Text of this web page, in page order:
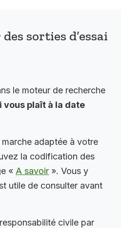
sorties d’essai
le moteur de recherche
vous plaît à la date
adaptée à votre
la codification des
« A savoir ». Vous y
utile de consulter avant
civile par